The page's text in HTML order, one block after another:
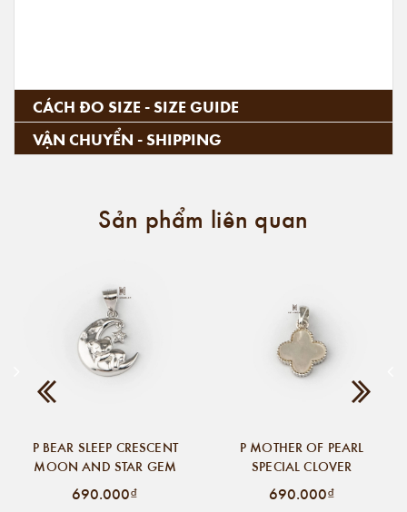
CÁCH ĐO SIZE - SIZE GUIDE
VẬN CHUYỂN - SHIPPING
Sản phẩm liên quan
P BEAR SLEEP CRESCENT
MOON AND STAR GEM
690.000₫
P MOTHER OF PEARL
SPECIAL CLOVER
690.000₫